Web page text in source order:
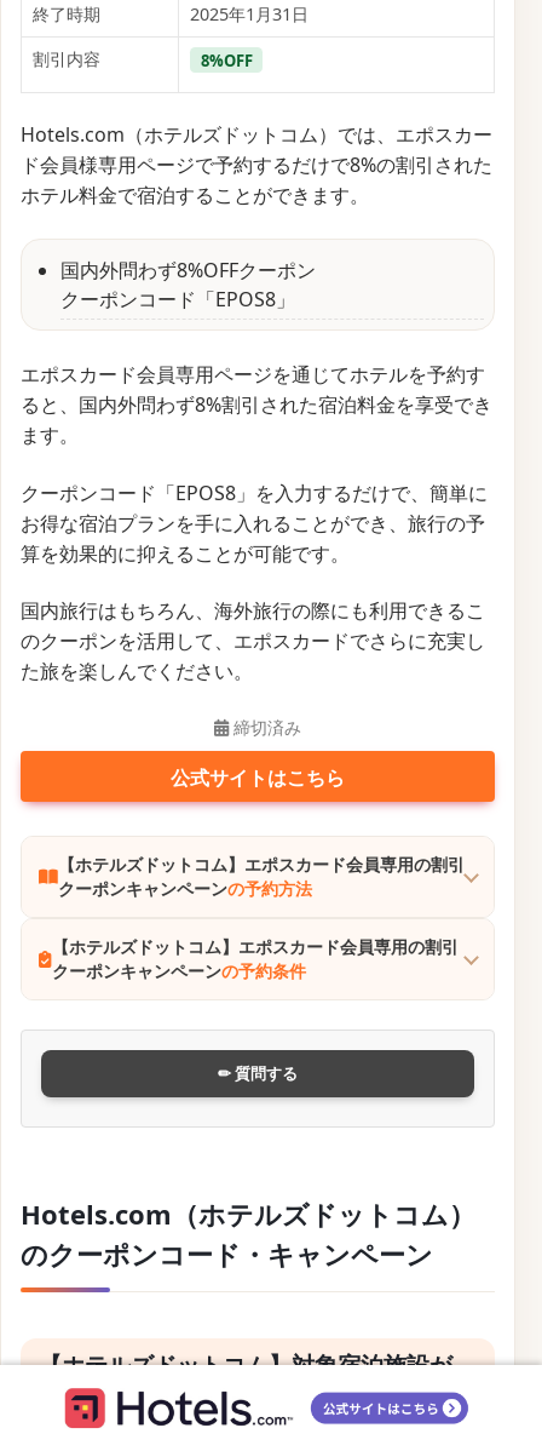
終了時期
2025年1月31日
割引内容
8%OFF
Hotels.com（ホテルズドットコム）では、エポスカー
ド会員様専用ページで予約するだけで8%の割引された
ホテル料金で宿泊することができます。
国内外問わず8%OFFクーポン
クーポンコード「EPOS8」
エポスカード会員専用ページを通じてホテルを予約す
ると、国内外問わず8%割引された宿泊料金を享受でき
ます。
クーポンコード「EPOS8」を入力するだけで、簡単に
お得な宿泊プランを手に入れることができ、旅行の予
算を効果的に抑えることが可能です。
国内旅行はもちろん、海外旅行の際にも利用できるこ
のクーポンを活用して、エポスカードでさらに充実し
た旅を楽しんでください。
締切済み
公式サイトはこちら
【ホテルズドットコム】エポスカード会員専用の割引
クーポンキャンペーンの予約方法
【ホテルズドットコム】エポスカード会員専用の割引
クーポンキャンペーンの予約条件
✏ 質問する
Hotels.com（ホテルズドットコム）
のクーポンコード・キャンペーン
【ホテルズドットコム】対象宿泊施設が
25%以上オフになる新春セールを開催中